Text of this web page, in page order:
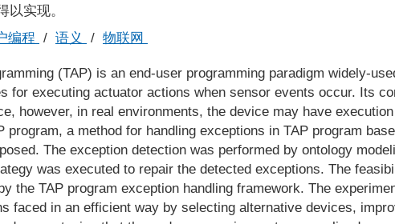
以实现。
编程 / 语义 / 物联网
(TAP) is an end-user programming paradigm widely-
for executing actuator actions when sensor events occur. Its
however, in real environments, the device may have
program, a method for handling exceptions in TAP program
The exception detection was performed by ontology
was executed to repair the detected exceptions. The
the TAP program exception handling framework. The
faced in an efficient way by selecting alternative devices,